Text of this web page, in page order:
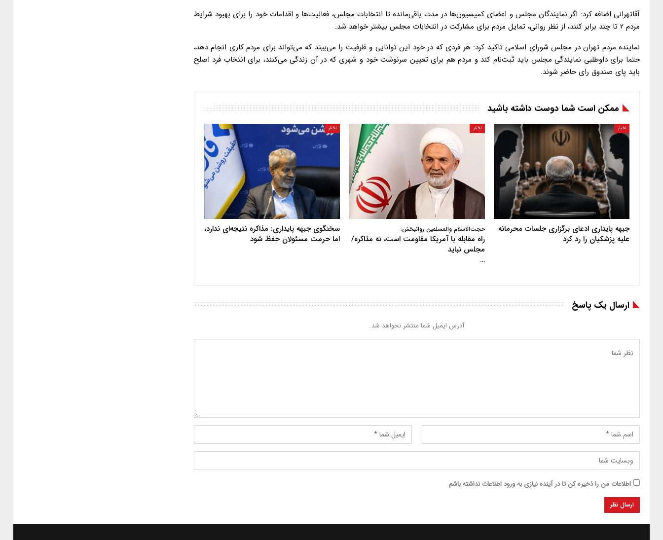
آقاتهرانی اضافه کرد: اگر نمایندگان مجلس و اعضای کمیسیون‌ها در مدت باقی‌مانده تا انتخابات مجلس، فعالیت‌ها و اقدامات خود را برای بهبود شرایط
مردم ۲ تا چند برابر کنند، از نظر روانی، تمایل مردم برای مشارکت در انتخابات مجلس بیشتر خواهد شد.
نماینده مردم تهران در مجلس شورای اسلامی تاکید کرد: هر فردی که در خود این توانایی و ظرفیت را می‌بیند که می‌تواند برای مردم کاری انجام دهد،
حتما برای داوطلبی نمایندگی مجلس باید ثبت‌نام کند و مردم هم برای تعیین سرنوشت خود و شهری که در آن زندگی می‌کنند، برای انتخاب فرد اصلح
باید پای صندوق رای حاضر شوند.
ممکن است شما دوست داشته باشید
اخبار
جبهه پایداری ادعای برگزاری جلسات محرمانه
علیه پزشکیان را رد کرد
اخبار
حجت‌الاسلام والمسلمین روانبخش:
راه مقابله با آمریکا مقاومت است، نه مذاکره/
مجلس نباید
…
اخبار
سخنگوی جبهه پایداری: مذاکره نتیجه‌ای ندارد،
اما حرمت مسئولان حفظ شود
ارسال یک پاسخ
آدرس ایمیل شما منتشر نخواهد شد.
اطلاعات من را ذخیره کن تا در آینده نیازی به ورود اطلاعات نداشته باشم